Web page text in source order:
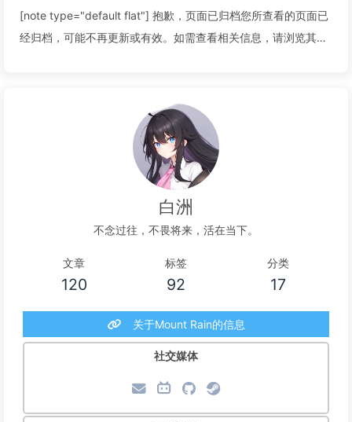
[note type="default flat"] 抱歉，页面已归档您所查看的页面已
经归档，可能不再更新或有效。如需查看相关信息，请浏览其他
白洲
不念过往，不畏将来，活在当下。
文章
120
标签
92
分类
17
关于Mount Rain的信息
社交媒体